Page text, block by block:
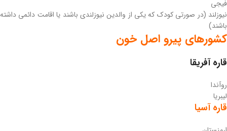
فیجی
نیوزلند (در صورتی کودک که یکی از والدین نیوزلندی باشند یا اقامت دائمی داشته
باشند)
کشورهای پیرو اصل خون
قاره آفریقا
روآندا
لیبریا
قاره آسیا